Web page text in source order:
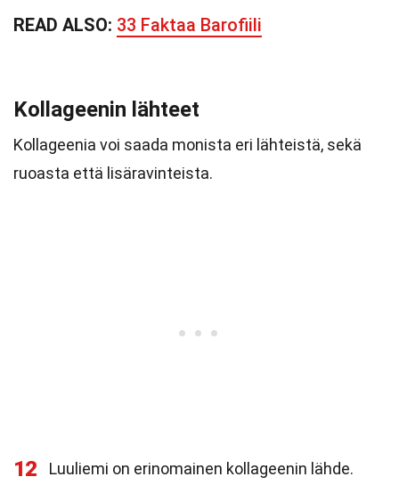
READ ALSO: 33 Faktaa Barofiili
Kollageenin lähteet
Kollageenia voi saada monista eri lähteistä, sekä
ruoasta että lisäravinteista.
12 Luuliemi on erinomainen kollageenin lähde.